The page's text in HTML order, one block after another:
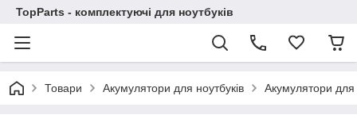
TopParts - комплектуючі для ноутбуків
Товари Акумулятори для ноутбуків Акумулятори для